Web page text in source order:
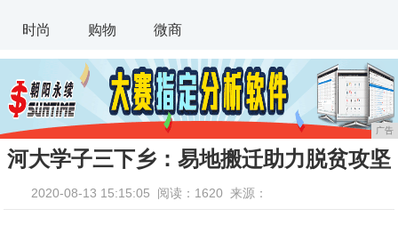
时尚 购物 微商
广告
河大学子三下乡：易地搬迁助力脱贫攻坚
2020-08-13 15:15:05 阅读：1620 来源：